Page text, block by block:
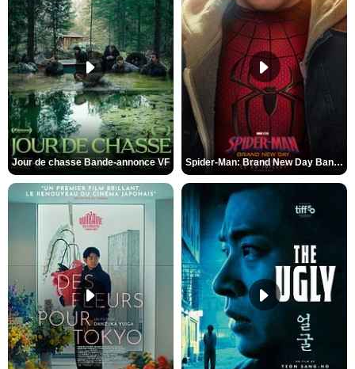
Jour de chasse Bande-annonce VF Spider-Man: Brand New Day Bande-annonce (3) VO STFR